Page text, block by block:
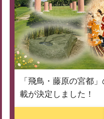
「飛鳥・藤原の宮都
載が決定しました！